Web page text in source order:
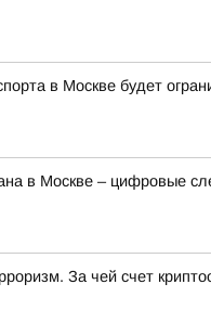
в Москве будет
в Москве – цифровые
За чей счет